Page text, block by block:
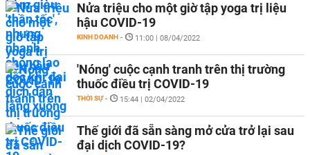
Nửa triệu cho một giờ tập yoga trị liệu
hậu COVID-19
KINH DOANH - 11:00 | 08/04/2022
'Nóng' cuộc cạnh tranh trên thị trường
thuốc điều trị COVID-19
THỜI SỰ - 15:44 | 02/04/2022
Thế giới đã sẵn sàng mở cửa trở lại sau
đại dịch COVID-19?